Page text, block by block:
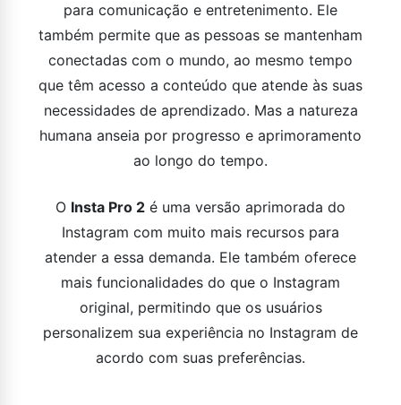
para comunicação e entretenimento. Ele
também permite que as pessoas se mantenham
conectadas com o mundo, ao mesmo tempo
que têm acesso a conteúdo que atende às suas
necessidades de aprendizado. Mas a natureza
humana anseia por progresso e aprimoramento
ao longo do tempo.
O Insta Pro 2 é uma versão aprimorada do
Instagram com muito mais recursos para
atender a essa demanda. Ele também oferece
mais funcionalidades do que o Instagram
original, permitindo que os usuários
personalizem sua experiência no Instagram de
acordo com suas preferências.